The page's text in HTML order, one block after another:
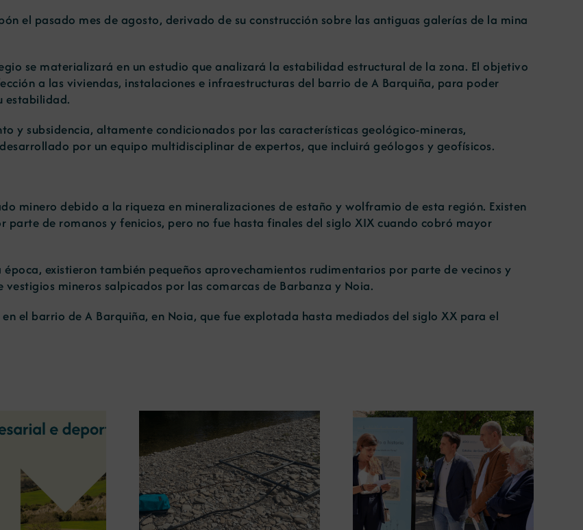
el pasado mes de agosto, derivado de su construcción sobre las antiguas galerías de la mina
se materializará en un estudio que analizará la estabilidad estructural de la zona. El objetivo
a las viviendas, instalaciones e infraestructuras del barrio de A Barquiña, para poder
estabilidad.
y subsidencia, altamente condicionados por las características geológico-mineras,
por un equipo multidisciplinar de expertos, que incluirá geólogos y geofísicos.
minero debido a la riqueza en mineralizaciones de estaño y wolframio de esta región. Existen
de romanos y fenicios, pero no fue hasta finales del siglo XIX cuando cobró mayor
existieron también pequeños aprovechamientos rudimentarios por parte de vecinos y
mineros salpicados por las comarcas de Barbanza y Noia.
el barrio de A Barquiña, en Noia, que fue explotada hasta mediados del siglo XX para el
presentan las últimas
innovaciones en
ambiental para
La COMG inaugura en
Ourense la exposición
‘Tesouros da terra’
La COMG lleva a Vigo la
exposición ‘Tesouros da terra’